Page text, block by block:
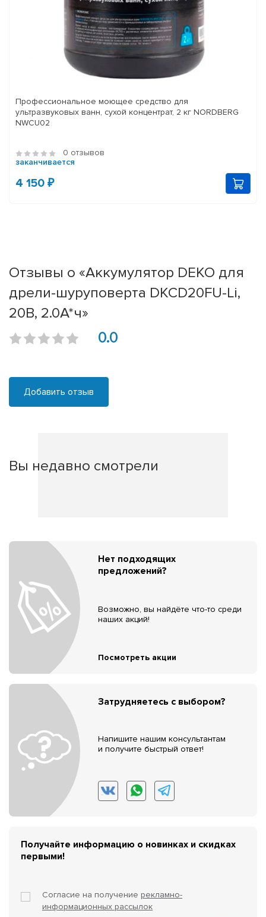
Профессиональное моющее средство для
ультразвуковых ванн, сухой концентрат, 2 кг NORDBERG
NWCU02
0 отзывов
заканчивается
4 150 ₽
Отзывы о «Аккумулятор DEKO для
дрели-шуруповерта DKCD20FU-Li,
20В, 2.0А*ч»
0.0
Добавить отзыв
Вы недавно смотрели
Нет подходящих
предложений?
Возможно, вы найдёте что-то среди
наших акций!
Посмотреть акции
Затрудняетесь с выбором?
Напишите нашим консультантам
и получите быстрый ответ!
Получайте информацию о новинках и скидках
первыми!
Согласие на получение рекламно-
информационных рассылок